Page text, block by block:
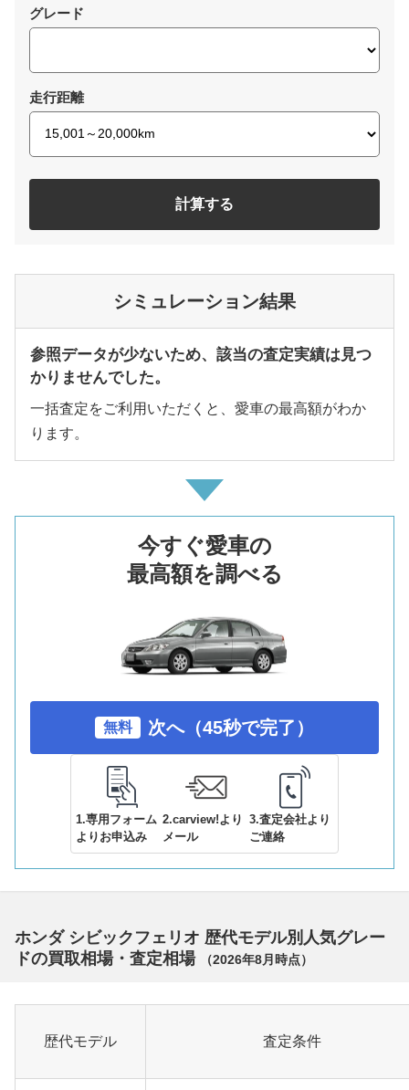
グレード
走行距離
計算する
シミュレーション結果
参照データが少ないため、該当の査定実績は見つ
かりませんでした。
一括査定をご利用いただくと、愛車の最高額がわか
ります。
今すぐ愛車の
最高額を調べる
無料 次へ（45秒で完了）
1.専用フォーム
よりお申込み
2.carview!より
メール
3.査定会社より
ご連絡
ホンダ シビックフェリオ 歴代モデル別人気グレー
ドの買取相場・査定相場
（2026年8月 時点）
歴代モデル 査定条件